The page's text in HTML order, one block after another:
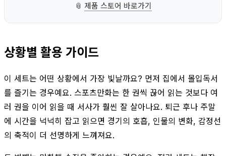
📎 제품 스토어 바로가기
상황별 활용 가이드
이 세트는 어떤 상황에서 가장 빛날까요? 먼저 집에서 몰입독서
를 즐기는 경우예요. 스포츠만화는 한 권씩 끊어 읽는 것보다 여
러 권을 이어 읽을 때 서사가 훨씬 잘 살아나요. 퇴근 후나 주말
에 시간을 넉넉히 잡고 읽으면 경기의 호흡, 인물의 변화, 감정선
의 축적이 더 선명하게 느껴져요.